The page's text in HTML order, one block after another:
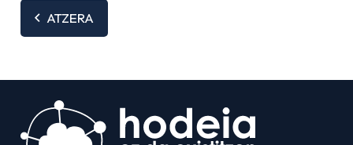
ATZERA